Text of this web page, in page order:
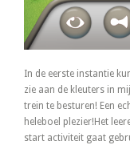
In de eerste instantie
zie aan de kleuters in
trein te besturen! Een
heleboel plezier!Het
start activiteit gaat